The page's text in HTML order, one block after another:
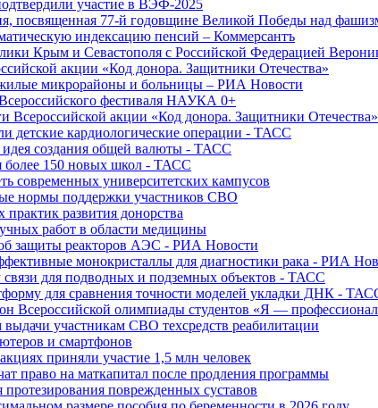
участие в ВЭФ-2025
посвященная 77-й годовщине Великой Победы над
индексацию пенсий – Коммерсантъ
Крым и Севастополя с Российской Федерацией
акции «Код донора. Защитники Отечества»
микрорайоны и больницы – РИА Новости
фестиваля НАУКА 0+
Всероссийской акции «Код донора. Защитники Отечества»
детские кардиологические операции - ТАСС
создания общей валюты - ТАСС
более 150 новых школ - ТАСС
современных университетских кампусов
нормы поддержки участников СВО
развития донорства
работ в области медицины
защиты реакторов АЭС - РИА Новости
монокристаллы для диагностики рака - РИА
связи для подводных и подземных объектов - ТАСС
для сравнения точности моделей укладки ДНК -
Всероссийской олимпиады студентов «Я —
участникам СВО техсредств реабилитации
и смартфонов
приняли участие 1,5 млн человек
право на маткапитал после продления программы
поврежденных суставов